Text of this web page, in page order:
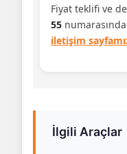
Fiyat teklifi ve
55
iletişim
İlgili Araçlar